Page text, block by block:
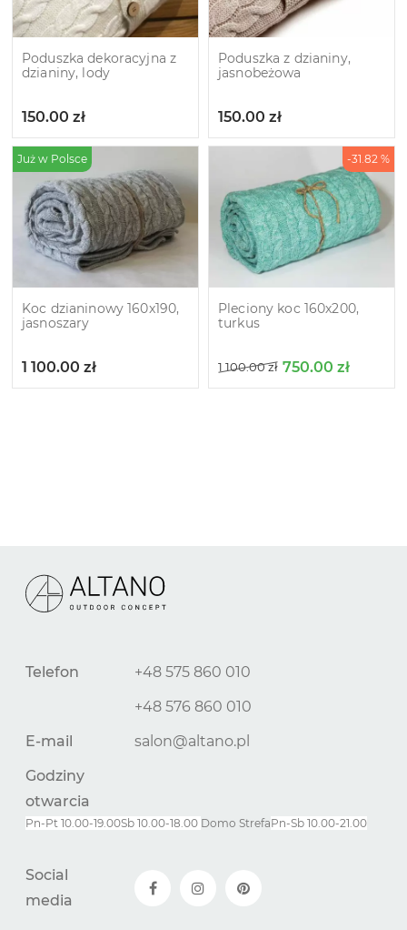
Poduszka dekoracyjna z
dzianiny, lody
150.00 zł
Poduszka z dzianiny,
jasnobeżowa
150.00 zł
Już w Polsce
Koc dzianinowy 160x190,
jasnoszary
1 100.00 zł
-31.82 %
Pleciony koc 160х200,
turkus
1 100.00zł 750.00 zł
Telefon
+48 575 860 010
+48 576 860 010
E-mail
salon@altano.pl
Godziny
otwarcia
Pn-Pt 10.00-19.00Sb 10.00-18.00 Domo StrefaPn-Sb 10.00-21.00
Social
media